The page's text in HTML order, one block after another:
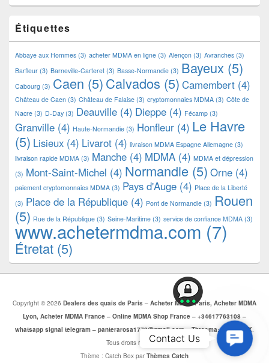
Étiquettes
Abbaye aux Hommes (3) acheter MDMA en ligne (3) Alençon (3) Avranches (3)
Barfleur (3) Barneville-Carteret (3) Basse-Normandie (3) Bayeux (5)
Cabourg (3) Caen (5)Calvados (5) Camembert (4)
Château de Caen (3) Château de Falaise (3) cryptomonnaies MDMA (3) Côte de
Nacre (3) D-Day (3) Deauville (4) Dieppe (4) Fécamp (3)
Granville (4) Haute-Normandie (3) Honfleur (4) Le Havre
(5) Lisieux (4) Livarot (4) livraison MDMA Espagne Allemagne (3)
livraison rapide MDMA (3) Manche (4) MDMA (4) MDMA et dépression
(3) Mont-Saint-Michel (4) Normandie (5) Orne (4)
paiement cryptomonnaies MDMA (3) Pays d'Auge (4) Place de la Liberté
(3) Place de la République (4) Pont de Normandie (3) Rouen
(5) Rue de la République (3) Seine-Maritime (3) service de confiance MDMA (3)
www.achetermdma.com (7)
Étretat (5)
Copyright © 2026 Dealers des quais de Paris – Acheter MDMA Paris, Acheter MDMA
Lyon, Acheter MDMA France – Online MDMA Shop France – +34617763108 –
whatsapp signal telegram – panterarosa1772@gmail.com – Threema: CJBZ5SZX.
Tous droits réservés.
Thème : Catch Box parThèmes Catch Us
Contact Us